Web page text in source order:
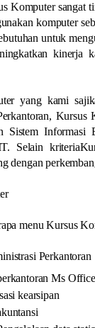
Komputer sangat
komputer
untuk
kinerja
yang kami
Sistem
Selain
dengan
menu Kursus
Perkantoran
Ms Office
kearsipan